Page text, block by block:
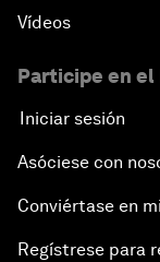
Vídeos
Participe en el
Iniciar sesión
Asóciese con
Conviértase en
Regístrese para